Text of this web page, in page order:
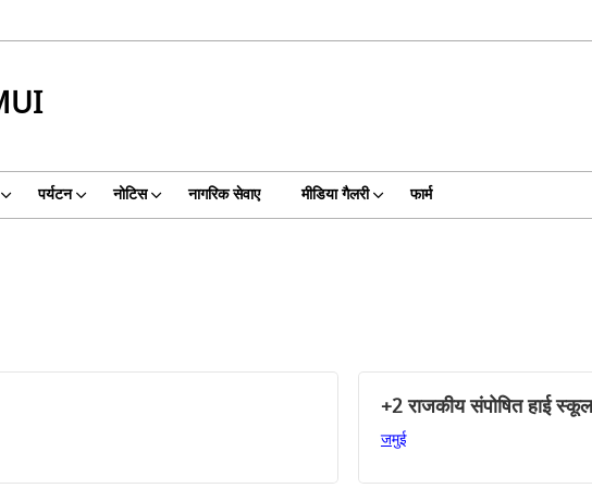
पर्यटन नोटिस नागरिक सेवाए मीडिया गैलरी फार्म
+2 राजकीय संपोषित हाई स्कूल
जमुई